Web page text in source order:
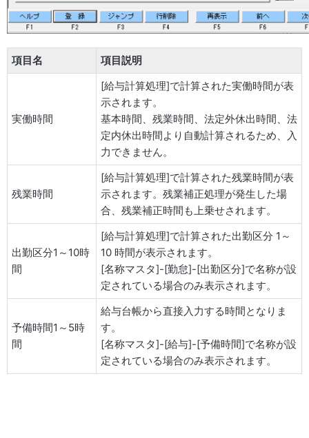
項目名 項目説明
実働時間
[給与計算処理]で計算された実働時間が表
示されます。
基本時間、残業時間、法定外休出時間、法
定内休出時間より自動計算されるため、入
力できません。
残業時間
[給与計算処理]で計算された残業時間が表
示されます。残業補正処理が発生した場
合、残業補正時間も上乗せされます。
出勤区分1～10時
間
[給与計算処理]で計算された出勤区分 1～
10 時間が表示されます。
[名称マスタ]-[勤怠]-[出勤区分]で名称が設
定されている場合のみ表示されます。
予備時間1～5時
間
給与台帳から直接入力する時間となりま
す。
[名称マスタ]-[給与]-[予備時間]で名称が設
定されている場合のみ表示されます。